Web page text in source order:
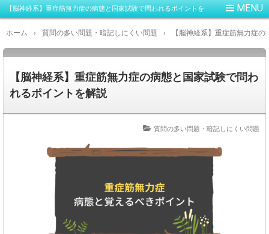
【脳神経系】重症筋無力症の病態と国家試験で問われるポイントを
ホーム › 質問の多い問題・暗記しにくい問題 › 【脳神経系】重症筋無力症
【脳神経系】重症筋無力症の病態と国家試験で問わ
れるポイントを解説
質問の多い問題・暗記しにくい問題